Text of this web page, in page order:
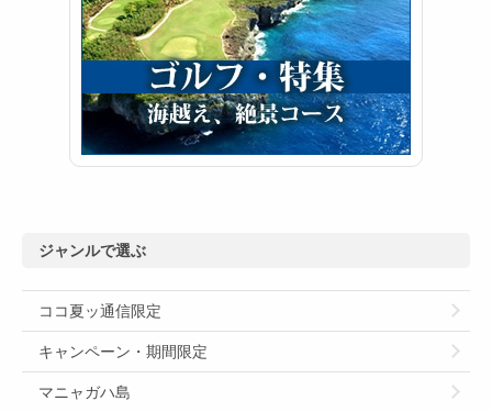
ジャンルで選ぶ
ココ夏ッ通信限定
キャンペーン・期間限定
マニャガハ島